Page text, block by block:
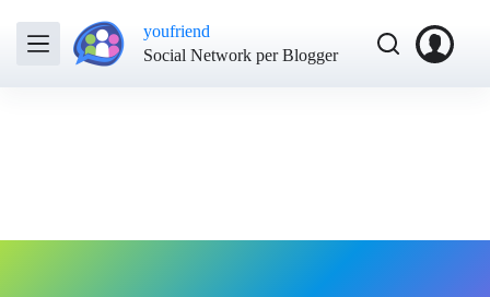
youfriend
Social Network per Blogger